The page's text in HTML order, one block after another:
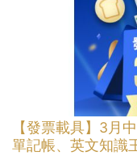
【發票載具】3月
單記帳、英文知識